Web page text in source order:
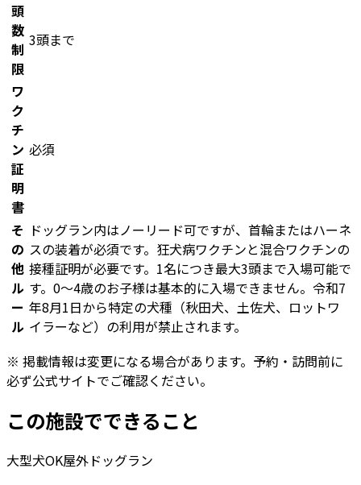
頭
数
制
限
3頭まで
ワ
ク
チ
ン
証
明
書
必須
そ
の
他
ル
ー
ル
ドッグラン内はノーリード可ですが、首輪またはハーネ
スの装着が必須です。狂犬病ワクチンと混合ワクチンの
接種証明が必要です。1名につき最大3頭まで入場可能で
す。0～4歳のお子様は基本的に入場できません。令和7
年8月1日から特定の犬種（秋田犬、土佐犬、ロットワ
イラーなど）の利用が禁止されます。
※ 掲載情報は変更になる場合があります。予約・訪問前に
必ず公式サイトでご確認ください。
この施設でできること
大型犬OK屋外ドッグラン